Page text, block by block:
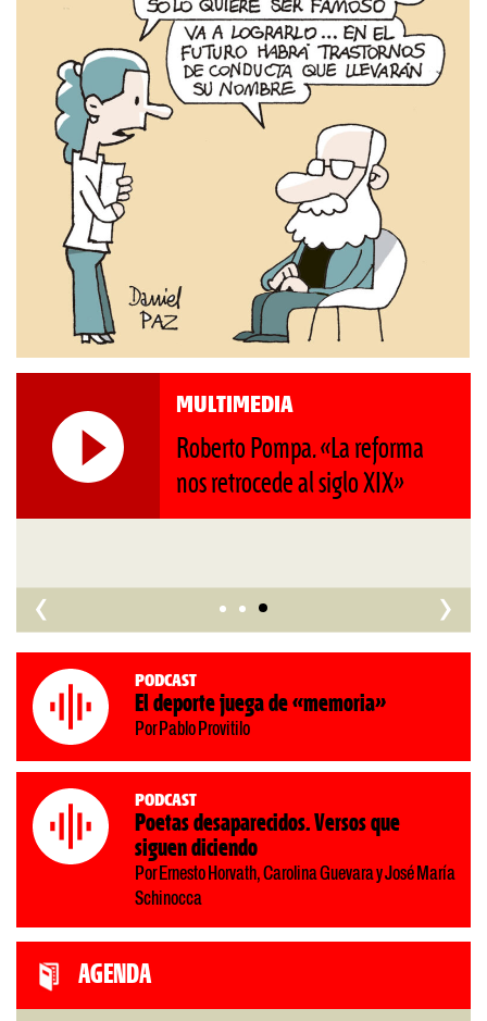
MULTIMEDIA
Roberto Pompa. «La reforma
‹ ›
Podcast
El deporte juega de «memoria»
Por Pablo Provitilo
Podcast
Poetas desaparecidos. Versos que
siguen diciendo
Por Ernesto Horvath, Carolina Guevara y José María
Schinocca
AGENDA